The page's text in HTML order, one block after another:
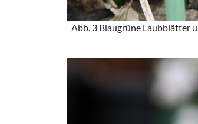
Abb. 3 Blaugrüne Laubblätter